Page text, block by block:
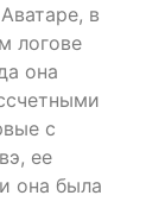
в
логове
она
с
ее
она была